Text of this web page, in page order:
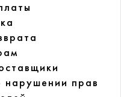
нарушении прав